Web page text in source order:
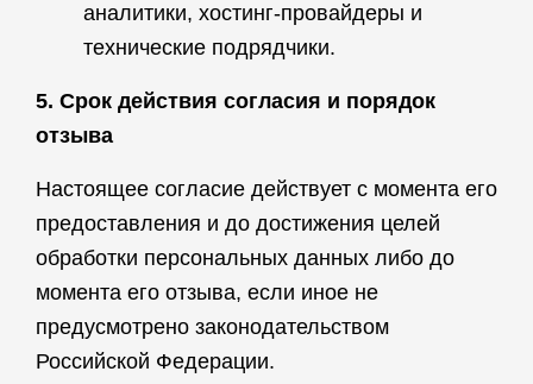
аналитики, хостинг-провайдеры и
технические подрядчики.
5. Срок действия согласия и порядок
отзыва
Настоящее согласие действует с момента его
предоставления и до достижения целей
обработки персональных данных либо до
момента его отзыва, если иное не
предусмотрено законодательством
Российской Федерации.